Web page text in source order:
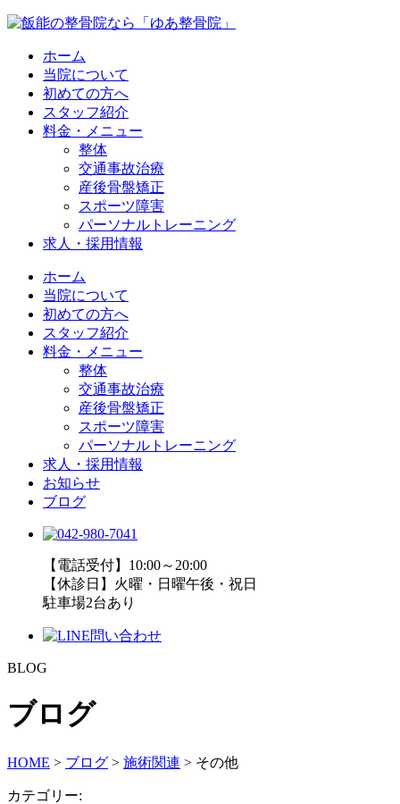
ホーム
当院について
初めての方へ
スタッフ紹介
料金・メニュー
整体
交通事故治療
産後骨盤矯正
スポーツ障害
パーソナルトレーニング
求人・採用情報
ホーム
当院について
初めての方へ
スタッフ紹介
料金・メニュー
整体
交通事故治療
産後骨盤矯正
スポーツ障害
パーソナルトレーニング
求人・採用情報
お知らせ
ブログ
【電話受付】10:00～20:00
【休診日】火曜・日曜午後・祝日
駐車場2台あり
BLOG
ブログ
HOME > ブログ > 施術関連 > その他
カテゴリー: